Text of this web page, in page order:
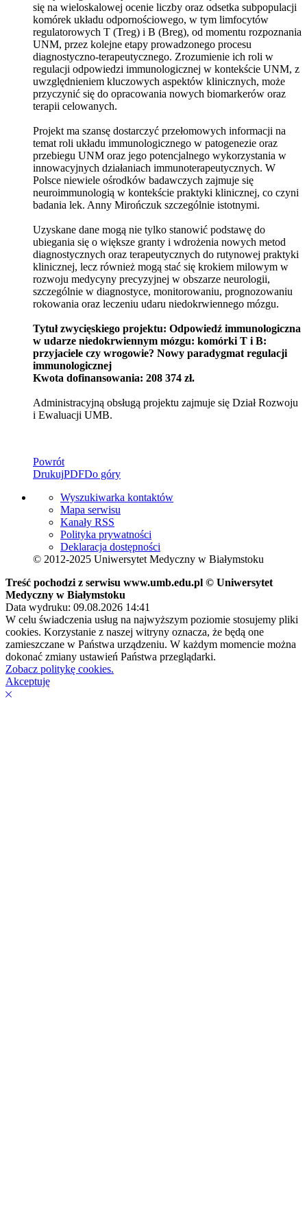
się na wieloskalowej ocenie liczby oraz odsetka subpopulacji
komórek układu odpornościowego, w tym limfocytów
regulatorowych T (Treg) i B (Breg), od momentu rozpoznania
UNM, przez kolejne etapy prowadzonego procesu
diagnostyczno-terapeutycznego. Zrozumienie ich roli w
regulacji odpowiedzi immunologicznej w kontekście UNM, z
uwzględnieniem kluczowych aspektów klinicznych, może
przyczynić się do opracowania nowych biomarkerów oraz
terapii celowanych.
Projekt ma szansę dostarczyć przełomowych informacji na
temat roli układu immunologicznego w patogenezie oraz
przebiegu UNM oraz jego potencjalnego wykorzystania w
innowacyjnych działaniach immunoterapeutycznych. W
Polsce niewiele ośrodków badawczych zajmuje się
neuroimmunologią w kontekście praktyki klinicznej, co czyni
badania lek. Anny Mirończuk szczególnie istotnymi.
Uzyskane dane mogą nie tylko stanowić podstawę do
ubiegania się o większe granty i wdrożenia nowych metod
diagnostycznych oraz terapeutycznych do rutynowej praktyki
klinicznej, lecz również mogą stać się krokiem milowym w
rozwoju medycyny precyzyjnej w obszarze neurologii,
szczególnie w diagnostyce, monitorowaniu, prognozowaniu
rokowania oraz leczeniu udaru niedokrwiennego mózgu.
Tytuł zwycięskiego projektu: Odpowiedź immunologiczna
w udarze niedokrwiennym mózgu: komórki T i B:
przyjaciele czy wrogowie? Nowy paradygmat regulacji
immunologicznej
Kwota dofinansowania: 208 374 zł.
Administracyjną obsługą projektu zajmuje się Dział Rozwoju
i Ewaluacji UMB.
Powrót
DrukujPDFDo góry
Wyszukiwarka kontaktów
Mapa serwisu
Kanały RSS
Polityka prywatności
Deklaracja dostępności
© 2012-2025 Uniwersytet Medyczny w Białymstoku
Treść pochodzi z serwisu www.umb.edu.pl © Uniwersytet
Medyczny w Białymstoku
Data wydruku: 09.08.2026 14:41
W celu świadczenia usług na najwyższym poziomie stosujemy pliki
cookies. Korzystanie z naszej witryny oznacza, że będą one
zamieszczane w Państwa urządzeniu. W każdym momencie można
dokonać zmiany ustawień Państwa przeglądarki.
Zobacz politykę cookies.
Akceptuję